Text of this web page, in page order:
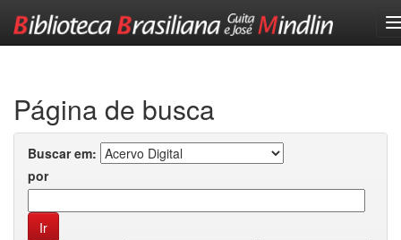
Página de busca
Buscar em:
por